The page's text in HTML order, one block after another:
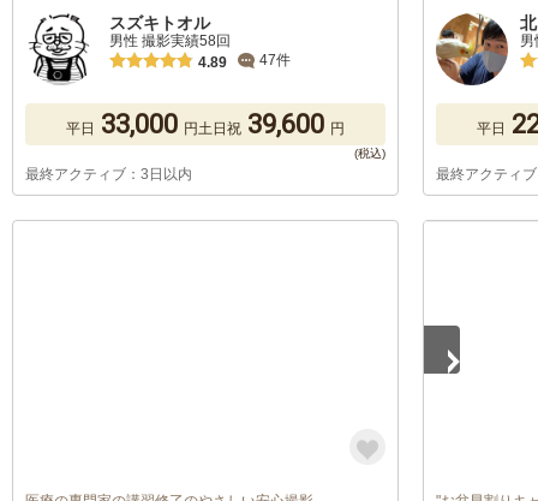
スズキトオル
男性 撮影実績58回
4.89
47件
平日 33,000 円土日祝 39,600 円
最終アクティブ：3日以内
平日
最終アクティ